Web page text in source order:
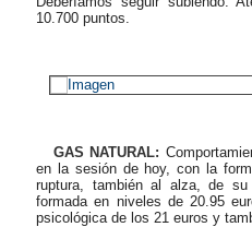
10.700 puntos.
GAS NATURAL:
en la sesión de hoy, con la
ruptura, también al alza, de
formada en niveles de 20.95
psicológica de los 21 euros y